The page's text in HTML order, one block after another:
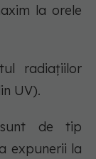
la orele
radiaţiilor
UV).
de tip
expunerii la